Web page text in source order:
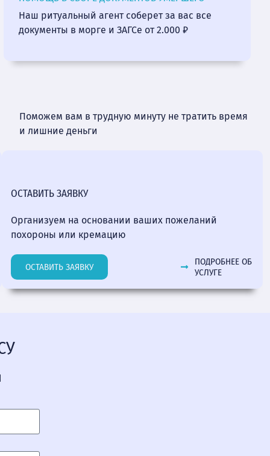
Наш ритуальный агент соберет за вас все
документы в морге и ЗАГСе от 2.000 ₽
Поможем вам в трудную минуту не тратить время
и лишние деньги
ОСТАВИТЬ ЗАЯВКУ
Организуем на основании ваших пожеланий
похороны или кремацию
ОСТАВИТЬ ЗАЯВКУ
ПОДРОБНЕЕ ОБ
УСЛУГЕ